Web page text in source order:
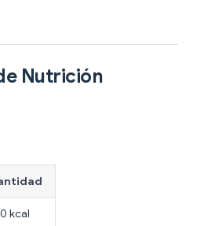
Nutrición
kcal